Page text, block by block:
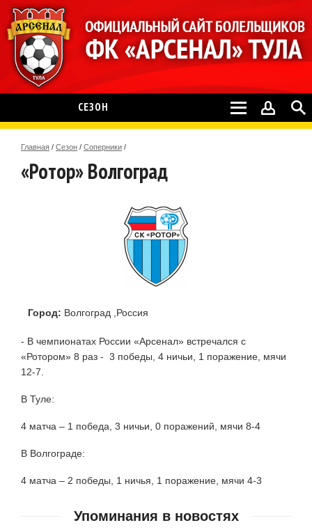
СЕЗОН
Главная / Сезон / Соперники /
«Ротор» Волгоград
Город: Волгоград ,Россия
- В чемпионатах России «Арсенал» встречался с
«Ротором» 8 раз - 3 победы, 4 ничьи, 1 поражение, мячи
12-7.
В Туле:
4 матча – 1 победа, 3 ничьи, 0 поражений, мячи 8-4
В Волгограде:
4 матча – 2 победы, 1 ничья, 1 поражение, мячи 4-3
Упоминания в новостях